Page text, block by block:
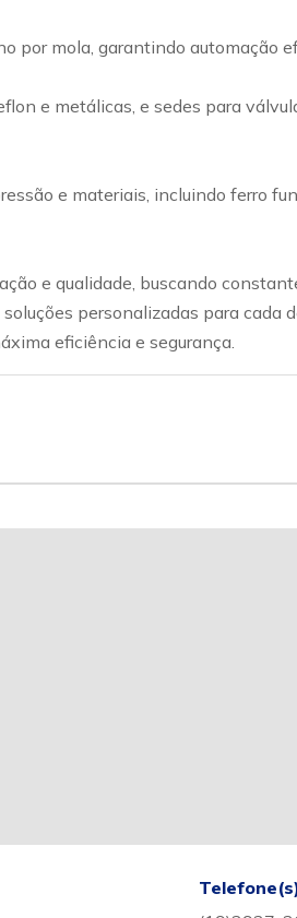
por mola, garantindo automação
e metálicas, e sedes para
e materiais, incluindo ferro
e qualidade, buscando
personalizadas para cada
eficiência e segurança.